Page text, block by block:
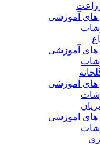
های آموزشی
های آموزشی
های آموزشی
های اموزشی